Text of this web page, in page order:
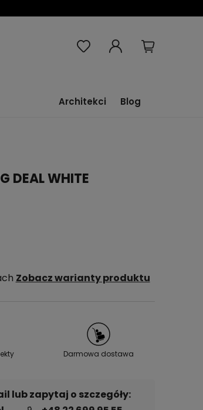
Blog
Architekci
DEAL WHITE
Zobacz warianty produktu
Darmowa dostawa
lub zapytaj o szczegóły: